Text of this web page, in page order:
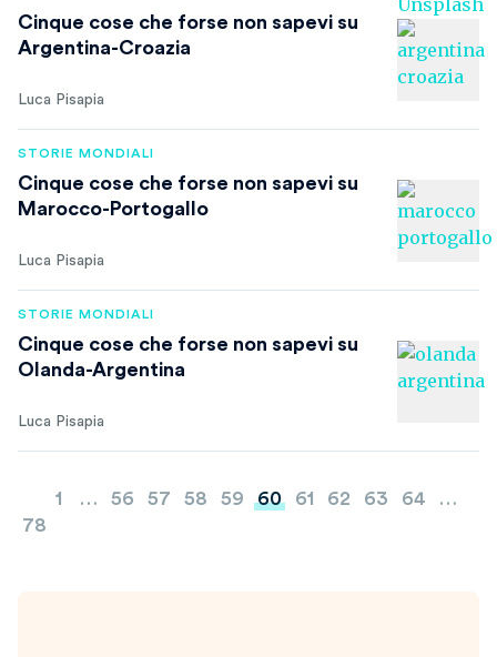
Cinque cose che forse non sapevi su
Argentina-Croazia
Luca Pisapia
STORIE MONDIALI
Cinque cose che forse non sapevi su
Marocco-Portogallo
Luca Pisapia
STORIE MONDIALI
Cinque cose che forse non sapevi su
Olanda-Argentina
Luca Pisapia
Paginazione
degli
1 … 56 57 58 59 60 61 62 63 64
…
78